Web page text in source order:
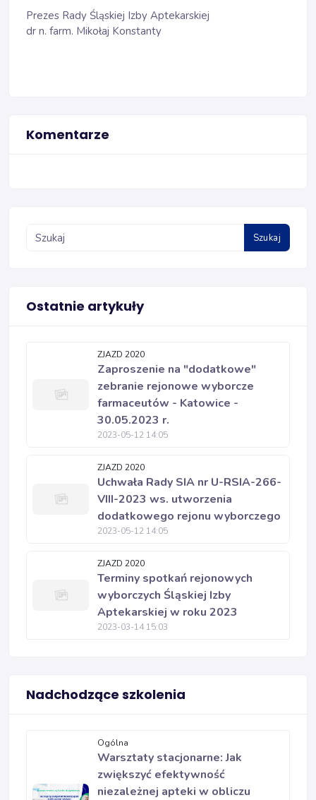
Prezes Rady Śląskiej Izby Aptekarskiej
dr n. farm. Mikołaj Konstanty
Komentarze
Szukaj
Ostatnie artykuły
ZJAZD 2020
Zaproszenie na "dodatkowe"
zebranie rejonowe wyborcze
farmaceutów - Katowice -
30.05.2023 r.
2023-05-12 14:05
ZJAZD 2020
Uchwała Rady SIA nr U-RSIA-266-
VIII-2023 ws. utworzenia
dodatkowego rejonu wyborczego
2023-05-12 14:05
ZJAZD 2020
Terminy spotkań rejonowych
wyborczych Śląskiej Izby
Aptekarskiej w roku 2023
2023-03-14 15:03
Nadchodzące szkolenia
Ogólna
Warsztaty stacjonarne: Jak
zwiększyć efektywność
niezależnej apteki w obliczu